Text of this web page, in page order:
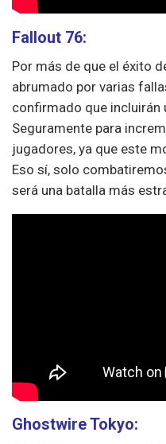
Fallout 76:
Por más de que el éxito
abrumado por varias
confirmado que incluirán
Seguramente para
jugadores, ya que este
Eso sí, solo
será una batalla más
Ghostwire Tokyo: